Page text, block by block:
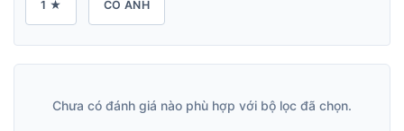
1 ★ CÓ ẢNH
Chưa có đánh giá nào phù hợp với bộ lọc đã chọn.